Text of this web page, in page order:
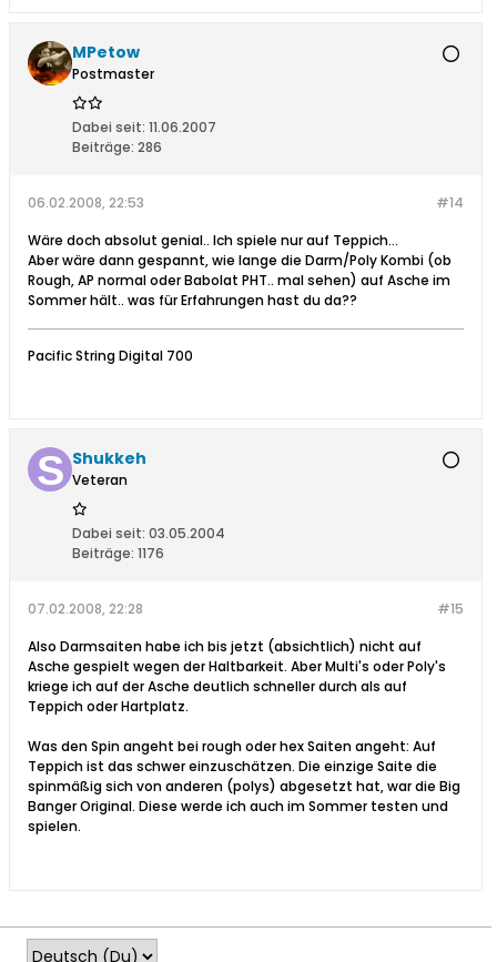
MPetow
Postmaster
Dabei seit: 11.06.2007
Beiträge: 286
#14
06.02.2008, 22:53
Wäre doch absolut genial.. Ich spiele nur auf Teppich...
Aber wäre dann gespannt, wie lange die Darm/Poly Kombi (ob
Rough, AP normal oder Babolat PHT.. mal sehen) auf Asche im
Sommer hält.. was für Erfahrungen hast du da??
Pacific String Digital 700
Shukkeh
Veteran
Dabei seit: 03.05.2004
Beiträge: 1176
#15
07.02.2008, 22:28
Also Darmsaiten habe ich bis jetzt (absichtlich) nicht auf
Asche gespielt wegen der Haltbarkeit. Aber Multi's oder Poly's
kriege ich auf der Asche deutlich schneller durch als auf
Teppich oder Hartplatz.
Was den Spin angeht bei rough oder hex Saiten angeht: Auf
Teppich ist das schwer einzuschätzen. Die einzige Saite die
spinmäßig sich von anderen (polys) abgesetzt hat, war die Big
Banger Original. Diese werde ich auch im Sommer testen und
spielen.